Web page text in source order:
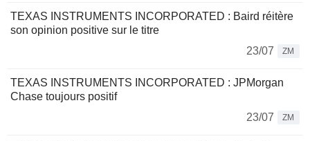
TEXAS INSTRUMENTS INCORPORATED : Baird réitère
son opinion positive sur le titre
23/07
ZM
TEXAS INSTRUMENTS INCORPORATED : JPMorgan
Chase toujours positif
23/07
ZM